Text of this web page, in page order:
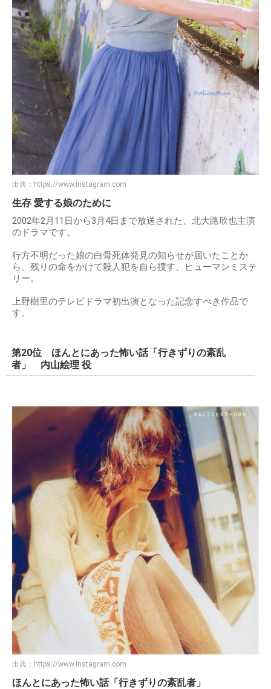
出典： https://www.instagram.com
生存 愛する娘のために
2002年2月11日から3月4日まで放送された、北大路欣也主演
のドラマです。
行方不明だった娘の白骨死体発見の知らせが届いたことか
ら、残りの命をかけて殺人犯を自ら捜す、ヒューマンミステ
リー。
上野樹里のテレビドラマ初出演となった記念すべき作品で
す。
第20位 ほんとにあった怖い話「行きずりの紊乱
者」 内山絵理 役
出典： https://www.instagram.com
ほんとにあった怖い話「行きずりの紊乱者」